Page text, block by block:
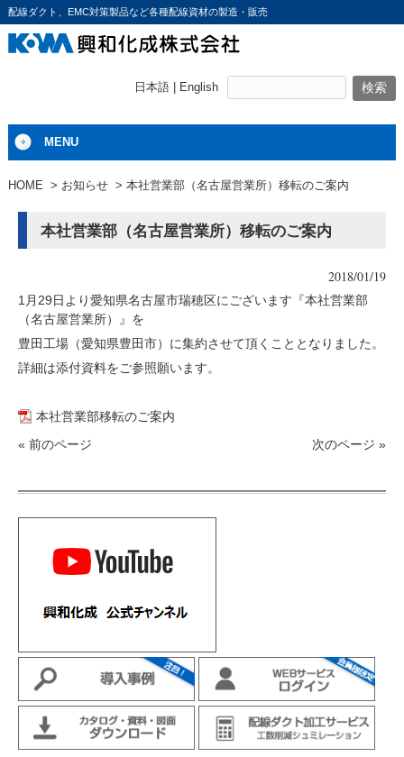
配線ダクト、EMC対策製品など各種配線資材の製造・販売
日本語 | English
MENU
HOME お知らせ 本社営業部（名古屋営業所）移転のご案内
本社営業部（名古屋営業所）移転のご案内
2018/01/19
1月29日より愛知県名古屋市瑞穂区にございます『本社営業部
（名古屋営業所）』を
豊田工場（愛知県豊田市）に集約させて頂くこととなりました。
詳細は添付資料をご参照願います。
本社営業部移転のご案内
« 前のページ 次のページ »